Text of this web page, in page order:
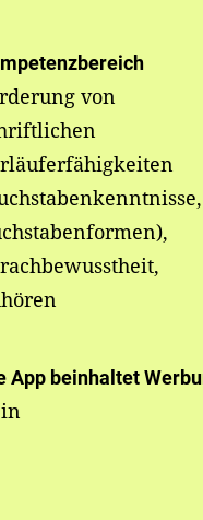
von
App beinhaltet